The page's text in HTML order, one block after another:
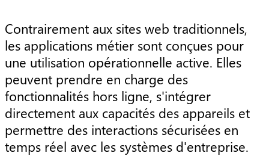
Contrairement aux sites web traditionnels,
les applications métier sont conçues pour
une utilisation opérationnelle active. Elles
peuvent prendre en charge des
fonctionnalités hors ligne, s'intégrer
directement aux capacités des appareils et
permettre des interactions sécurisées en
temps réel avec les systèmes d'entreprise.